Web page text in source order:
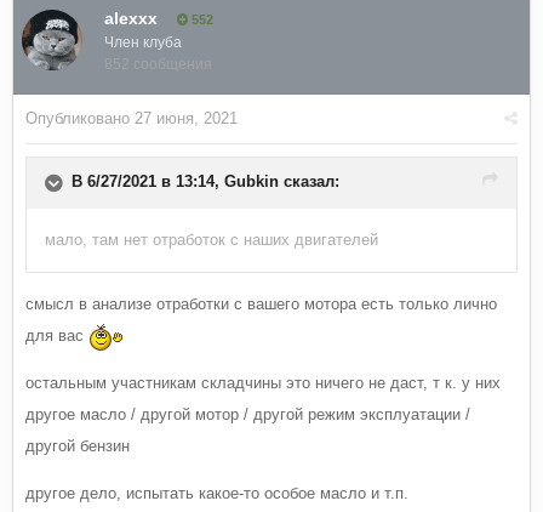
alexxx 552
Член клуба
852 сообщения
Опубликовано 27 июня, 2021
В 6/27/2021 в 13:14, Gubkin сказал:
мало, там нет отработок с наших двигателей
смысл в анализе отработки с вашего мотора есть только лично
для вас
остальным участникам складчины это ничего не даст, т к. у них
другое масло / другой мотор / другой режим эксплуатации /
другой бензин
другое дело, испытать какое-то особое масло и т.п.